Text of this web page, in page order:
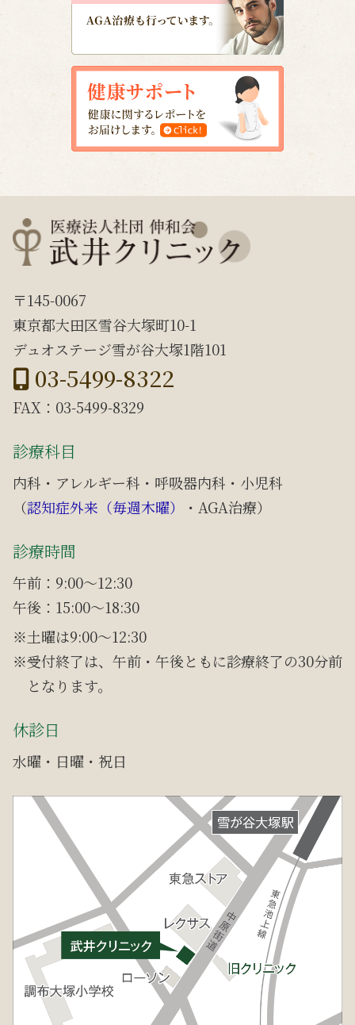
〒145-0067
東京都大田区雪谷大塚町10-1
デュオステージ雪が谷大塚1階101
03-5499-8322
FAX：03-5499-8329
診療科目
内科・アレルギー科・呼吸器内科・小児科
（認知症外来（毎週木曜） ・AGA治療）
診療時間
午前：9:00～12:30
午後：15:00～18:30
土曜は9:00～12:30
受付終了は、午前・午後ともに診療終了の30分前
となります。
休診日
水曜・日曜・祝日